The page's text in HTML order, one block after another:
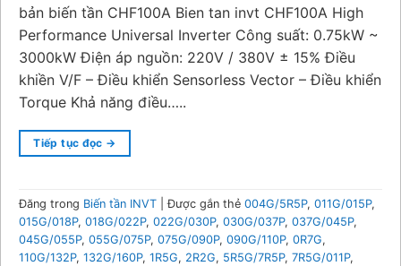
bản biến tần CHF100A Bien tan invt CHF100A High
Performance Universal Inverter Công suất: 0.75kW ~
3000kW Điện áp nguồn: 220V / 380V ± 15% Điều
khiền V/F – Điều khiển Sensorless Vector – Điều khiển
Torque Khả năng điều…..
Tiếp tục đọc →
Đăng trong Biến tần INVT |Được gắn thẻ 004G/5R5P, 011G/015P,
015G/018P, 018G/022P, 022G/030P, 030G/037P, 037G/045P,
045G/055P, 055G/075P, 075G/090P, 090G/110P, 0R7G,
110G/132P, 132G/160P, 1R5G, 2R2G, 5R5G/7R5P, 7R5G/011P,